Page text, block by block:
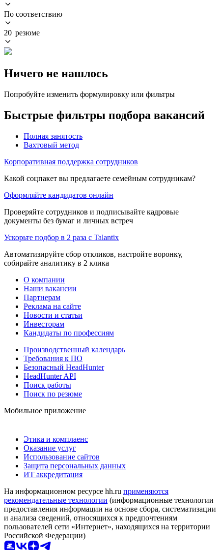
По соответствию
20 резюме
Ничего не нашлось
Попробуйте изменить формулировку или фильтры
Быстрые фильтры подбора вакансий
Полная занятость
Вахтовый метод
Корпоративная поддержка сотрудников
Какой соцпакет вы предлагаете семейным сотрудникам?
Оформляйте кандидатов онлайн
Проверяйте сотрудников и подписывайте кадровые
документы без бумаг и личных встреч
Ускорьте подбор в 2 раза с Talantix
Автоматизируйте сбор откликов, настройте воронку,
собирайте аналитику в 2 клика
О компании
Наши вакансии
Партнерам
Реклама на сайте
Новости и статьи
Инвесторам
Кандидаты по профессиям
Производственный календарь
Требования к ПО
Безопасный HeadHunter
HeadHunter API
Поиск работы
Поиск по резюме
Мобильное приложение
Этика и комплаенс
Оказание услуг
Использование сайтов
Защита персональных данных
ИТ аккредитация
На информационном ресурсе hh.ru применяются
рекомендательные технологии (информационные технологии
предоставления информации на основе сбора, систематизации
и анализа сведений, относящихся к предпочтениям
пользователей сети «Интернет», находящихся на территории
Российской Федерации)